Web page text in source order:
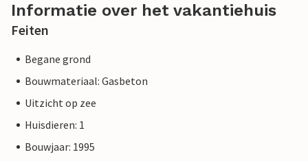
Informatie over het vakantiehuis
Feiten
Begane grond
Bouwmateriaal: Gasbeton
Uitzicht op zee
Huisdieren: 1
Bouwjaar: 1995